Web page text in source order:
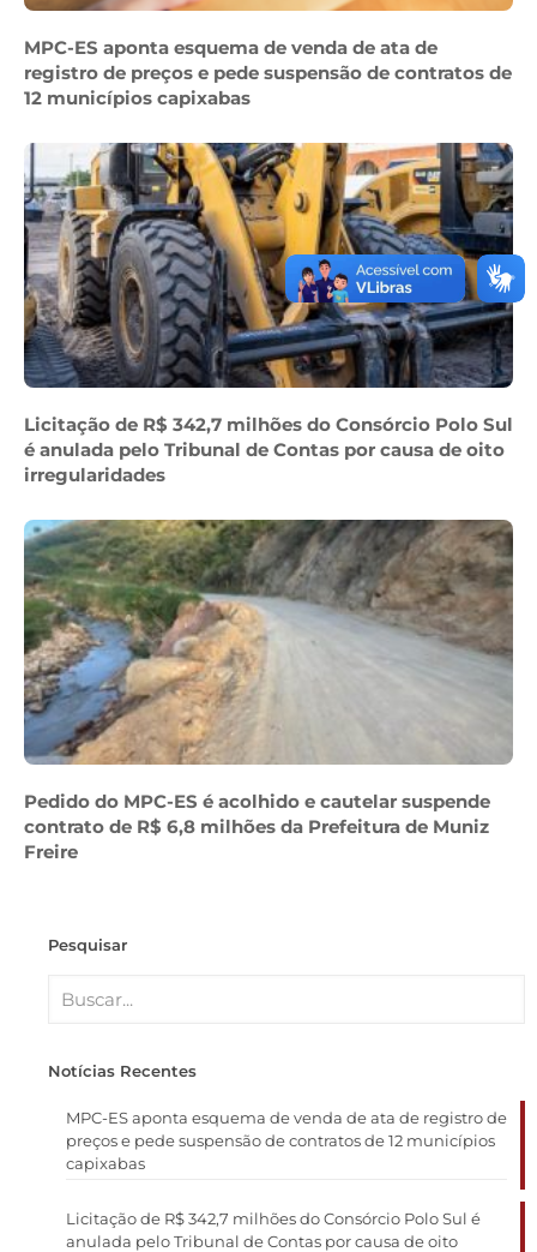
MPC-ES aponta esquema de venda de ata de
registro de preços e pede suspensão de contratos de
12 municípios capixabas
Licitação de R$ 342,7 milhões do Consórcio Polo Sul
é anulada pelo Tribunal de Contas por causa de oito
irregularidades
Pedido do MPC-ES é acolhido e cautelar suspende
contrato de R$ 6,8 milhões da Prefeitura de Muniz
Freire
Pesquisar
Notícias Recentes
MPC-ES aponta esquema de venda de ata de registro de
preços e pede suspensão de contratos de 12 municípios
capixabas
Licitação de R$ 342,7 milhões do Consórcio Polo Sul é
anulada pelo Tribunal de Contas por causa de oito